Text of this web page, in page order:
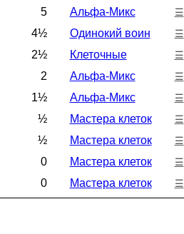
5 Альфа-Микс ☰
4½ Одинокий воин ☰
2½ Клеточные ☰
2 Альфа-Микс ☰
1½ Альфа-Микс ☰
½ Мастера клеток ☰
½ Мастера клеток ☰
0 Мастера клеток ☰
0 Мастера клеток ☰